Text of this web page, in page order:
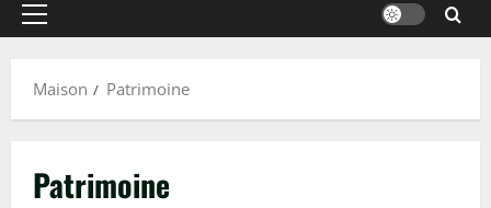
Menu
Maison
Patrimoine
Patrimoine